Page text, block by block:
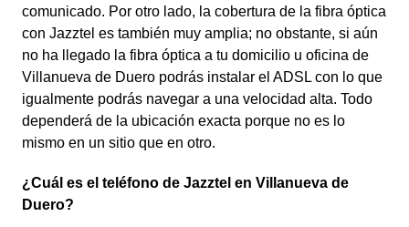
comunicado. Por otro lado, la cobertura de la fibra óptica
con Jazztel es también muy amplia; no obstante, si aún
no ha llegado la fibra óptica a tu domicilio u oficina de
Villanueva de Duero podrás instalar el ADSL con lo que
igualmente podrás navegar a una velocidad alta. Todo
dependerá de la ubicación exacta porque no es lo
mismo en un sitio que en otro.
¿Cuál es el teléfono de Jazztel en Villanueva de
Duero?